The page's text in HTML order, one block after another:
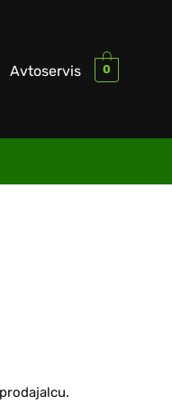
Avtoservis 0